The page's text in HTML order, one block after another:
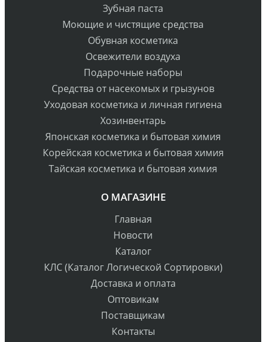
Зубная паста
Моющие и чистящие средства
Обувная косметика
Освежители воздуха
Подарочные наборы
Средства от насекомых и грызунов
Уходовая косметика и личная гигиена
Хозинвентарь
Японская косметика и бытовая химия
Корейская косметика и бытовая химия
Тайская косметика и бытовая химия
О МАГАЗИНЕ
Главная
Новости
Каталог
КЛС (Каталог Логической Сортировки)
Доставка и оплата
Оптовикам
Поставщикам
Контакты